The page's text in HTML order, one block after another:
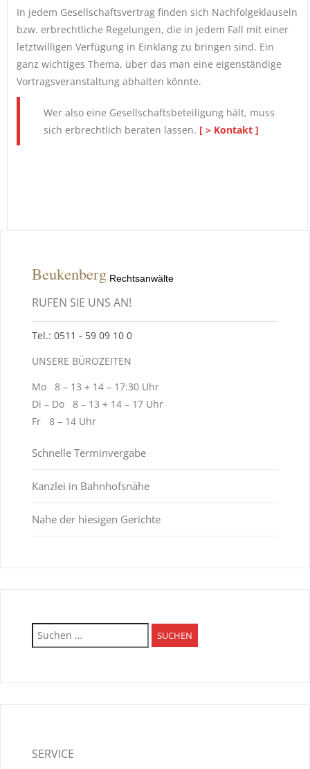
In jedem Gesellschaftsvertrag finden sich Nachfolgeklauseln
bzw. erbrechtliche Regelungen, die in jedem Fall mit einer
letztwilligen Verfügung in Einklang zu bringen sind. Ein
ganz wichtiges Thema, über das man eine eigenständige
Vortragsveranstaltung abhalten könnte.
Wer also eine Gesellschaftsbeteiligung hält, muss
sich erbrechtlich beraten lassen. [ > Kontakt ]
Beukenberg Rechtsanwälte
RUFEN SIE UNS AN!
Tel.: 0511 ‑ 59 09 10 0
UNSERE BÜROZEITEN
Mo 8 – 13 + 14 – 17:30 Uhr
Di – Do 8 – 13 + 14 – 17 Uhr
Fr 8 – 14 Uhr
Schnelle Terminvergabe
Kanzlei in Bahnhofsnähe
Nahe der hiesigen Gerichte
Suchen
nach:
SERVICE